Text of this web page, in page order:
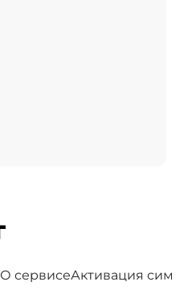
О сервисеАктивация сим